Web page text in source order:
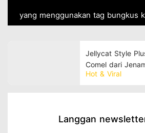
yang menggunakan tag bungkus
Hot & Viral
Jellycat Style
Comel dari
Langgan